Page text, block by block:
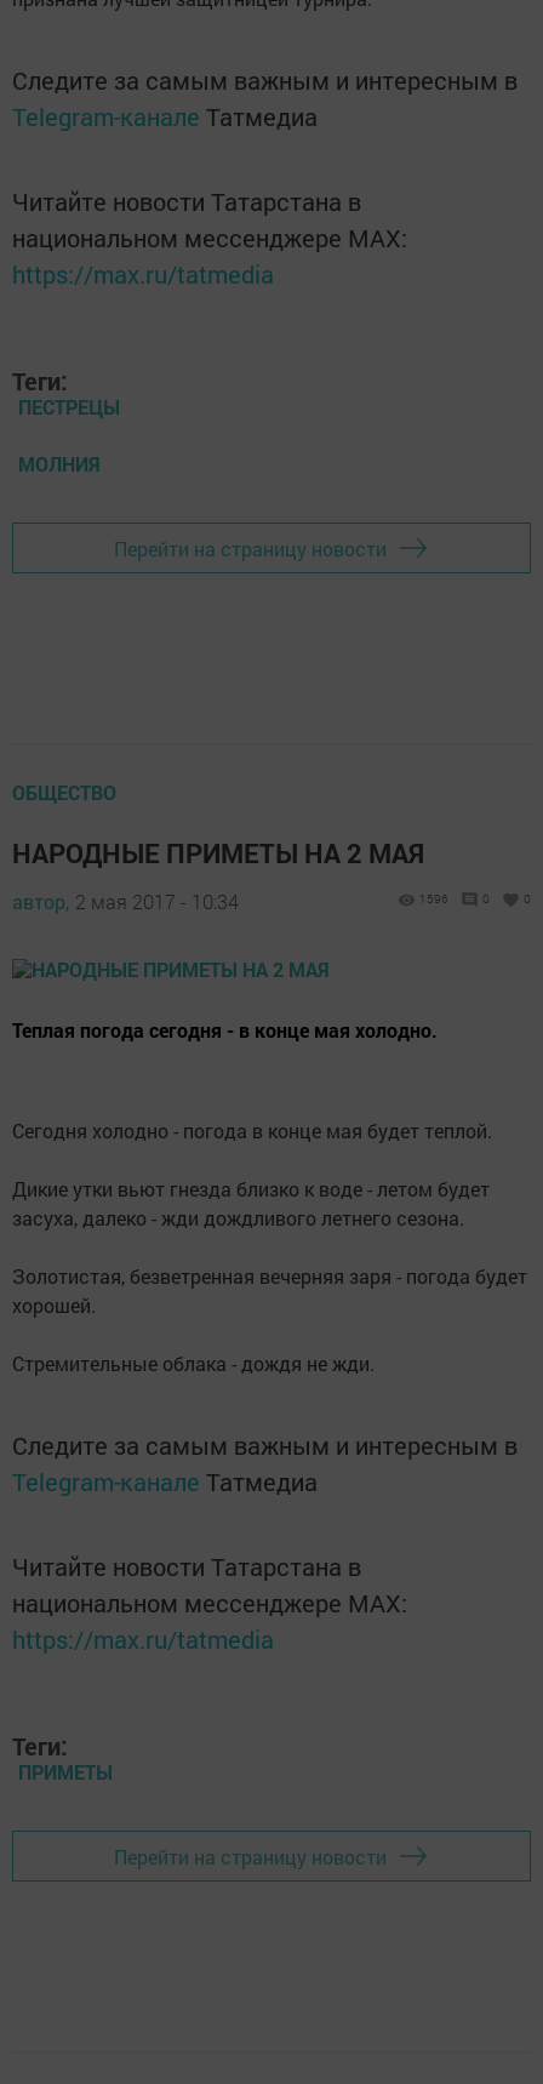
Следите за самым важным и интересным в
Telegram-канале Татмедиа
Читайте новости Татарстана в
национальном мессенджере MАХ:
https://max.ru/tatmedia
Теги:
ПЕСТРЕЦЫ
МОЛНИЯ
Перейти на страницу новости
ОБЩЕСТВО
НАРОДНЫЕ ПРИМЕТЫ НА 2 МАЯ
автор, 2 мая 2017 - 10:34 1596 0 0
Теплая погода сегодня - в конце мая холодно.
Сегодня холодно - погода в конце мая будет теплой.
Дикие утки вьют гнезда близко к воде - летом будет
засуха, далеко - жди дождливого летнего сезона.
Золотистая, безветренная вечерняя заря - погода будет
хорошей.
Стремительные облака - дождя не жди.
Следите за самым важным и интересным в
Telegram-канале Татмедиа
Читайте новости Татарстана в
национальном мессенджере MАХ:
https://max.ru/tatmedia
Теги:
ПРИМЕТЫ
Перейти на страницу новости